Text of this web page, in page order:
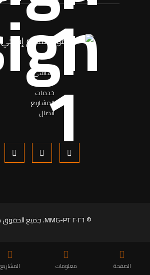
اساسی
حول
خدمات
المشاریع
اتصال
© ٢٠٢٦ MMG-PT. جميع الحقوق محفوظة
سياسة الخصوصية شروط الاستخدام
الصفحة معلومات المشاريع